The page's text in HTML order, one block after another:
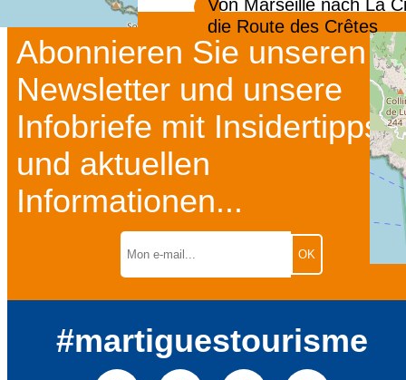
die Route des Crêtes
Abonnieren Sie unseren
Newsletter und unsere
Infobriefe mit Insidertipps
und aktuellen
Informationen...
#martiguestourisme